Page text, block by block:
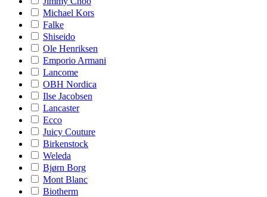
Michael Kors
Falke
Shiseido
Ole Henriksen
Emporio Armani
Lancome
OBH Nordica
Ilse Jacobsen
Lancaster
Ecco
Juicy Couture
Birkenstock
Weleda
Bjørn Borg
Mont Blanc
Biotherm